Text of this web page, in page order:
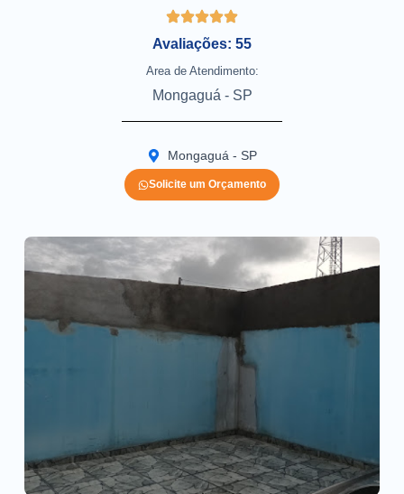
Avaliações: 55
Area de Atendimento:
Mongaguá - SP
Mongaguá - SP
Solicite um Orçamento